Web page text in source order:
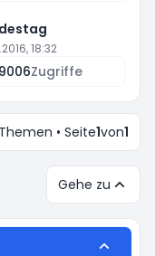
18:32
Zugriffe
• Seite1von1
Gehe zu